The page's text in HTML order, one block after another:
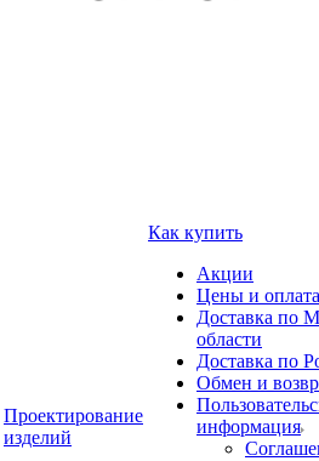
Проектирование
изделий
Как купить
Акции
Цены и оплата
Доставка по
области
Доставка по
Обмен и
информация